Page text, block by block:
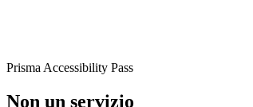
Prisma Accessibility Pass
Non un servizio